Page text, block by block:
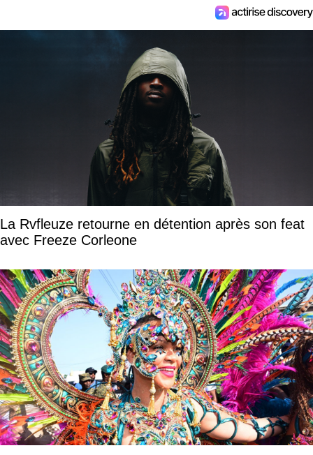
La Rvfleuze retourne en détention après son feat
avec Freeze Corleone